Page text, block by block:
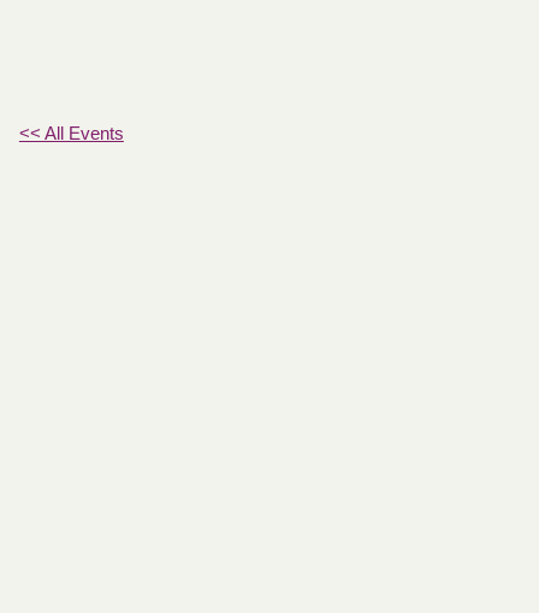
<< All Events